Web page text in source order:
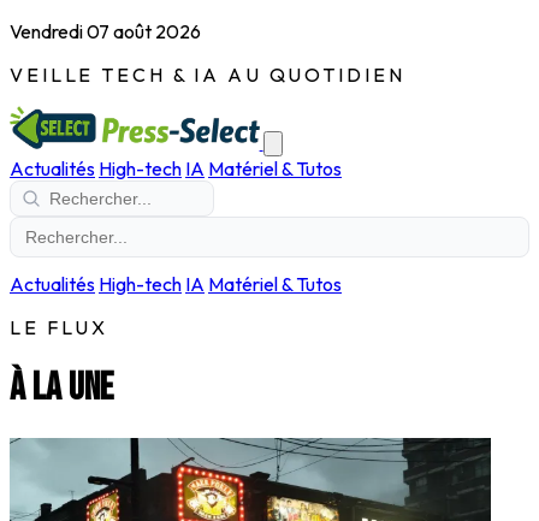
Vendredi 07 août 2026
VEILLE TECH & IA AU QUOTIDIEN
Actualités High-tech IA Matériel & Tutos
Actualités High-tech IA Matériel & Tutos
LE FLUX
À la une